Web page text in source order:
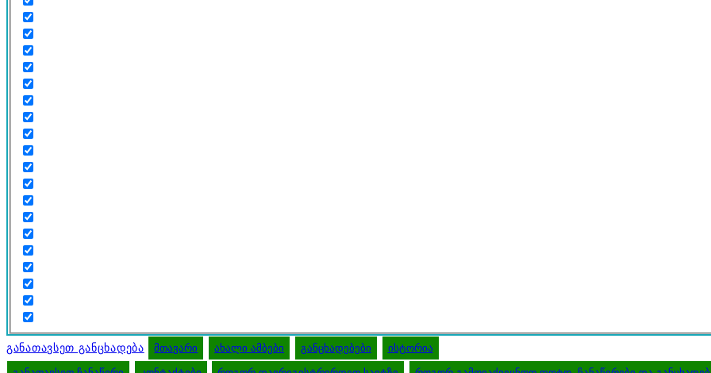
განათავსეთ განცხადება მთავარი ახალი ამბები განცხადებები ისტორია